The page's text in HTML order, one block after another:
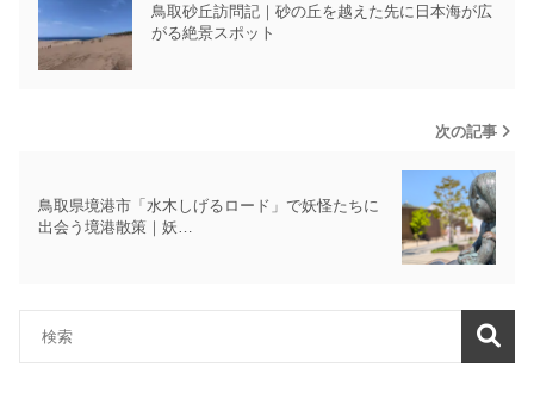
鳥取砂丘訪問記｜砂の丘を越えた先に日本海が広
がる絶景スポット
次の記事
鳥取県境港市「水木しげるロード」で妖怪たちに
出会う境港散策｜妖…